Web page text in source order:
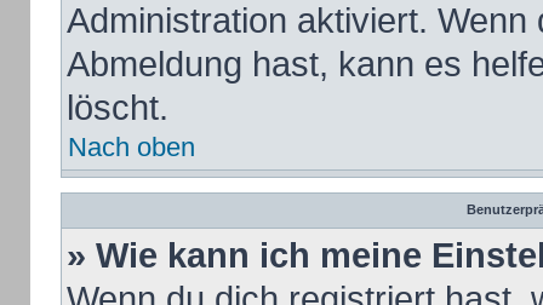
Administration aktiviert.
Abmeldung hast, kann es
löscht.
Nach oben
» Wie kann ich meine